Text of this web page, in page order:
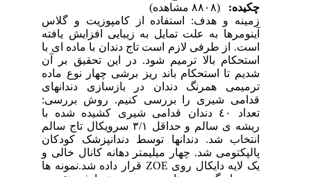
چکیده:
زمینه و هدف: استفاده از کامپوزیت و گلاس
آینومرها به علت تمایل به زیبایی افزایش یافته
است. از طرفی لازم است تاج دندان با ماده ای با
استحکام بالا ترمیم شود. در این تحقیق بر آن
شدیم تا استحکام باند ریز برشی چهار نوع ماده
ترمیمی همرنگ دندان در بازسازی دندانهای
قدامی شیری را بررسی کنیم. روش بررسی:
تعداد ٤٠ دندان قدامی شیری کشیده شده با
ریشه ی سالم و حداقل ۳/١ سرویکال تاج سالم
انتخاب شد. دندانها توسط دندانپزشک کودکان
پالپکتومی شد. چهار میلیمتر دهانه کانال خالی و
یک لایه دایکال روی ZOE قرار داده شد.نمونه ها